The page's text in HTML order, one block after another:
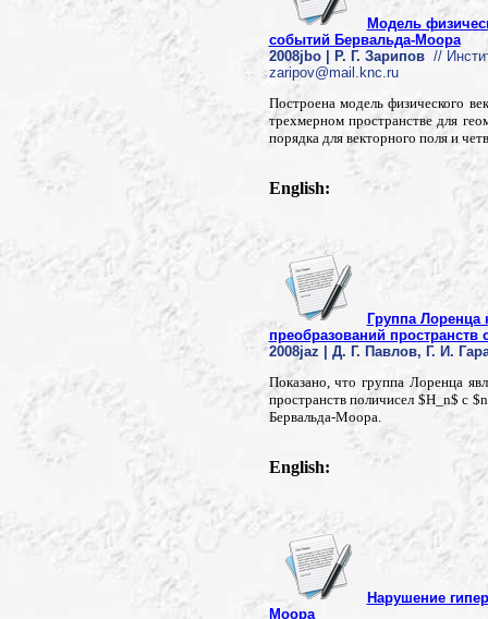
Модель
событий Бервальда-Моора
2008jbo | Р. Г. Зарипов//
zaripov@mail.knc.ru
Построена модель физического
трехмерном пространстве для
порядка для векторного поля и
English:
Группа
преобразований
2008jaz | Д. Г. Павлов, Г. И.
Показано, что группа Лоренца
пространств поличисел $H_n$ с
Бервальда-Моора.
English:
Нарушение
Моора